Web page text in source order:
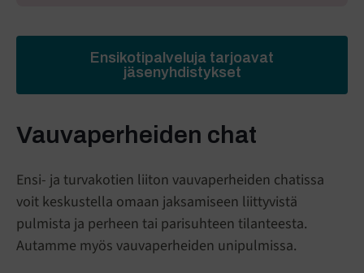
Ensikotipalveluja tarjoavat
jäsenyhdistykset
Vauvaperheiden chat
Ensi- ja turvakotien liiton vauvaperheiden chatissa
voit keskustella omaan jaksamiseen liittyvistä
pulmista ja perheen tai parisuhteen tilanteesta.
Autamme myös vauvaperheiden unipulmissa.